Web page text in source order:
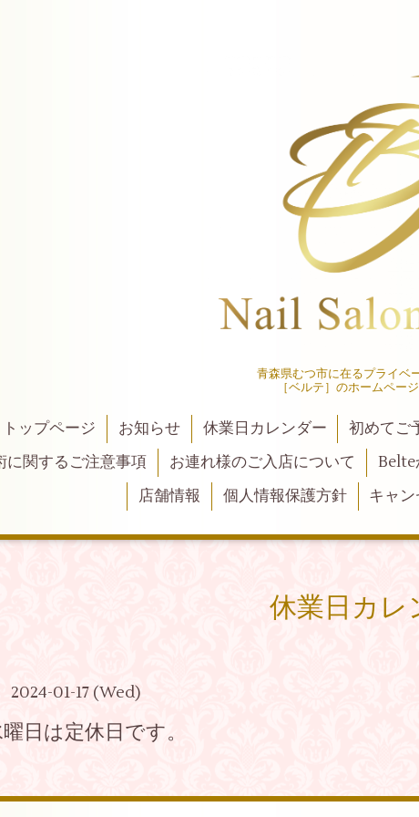
青森県むつ市に在るプライベ
［ベルテ］のホームペー
トップページ お知らせ 休業日カレンダー 初めてご
に関するご注意事項
お連れ様のご入店について Belte
店舗情報
個人情報保護方針 キャ
休業日カレ
2024-01-17 (Wed)
日は定休日です。